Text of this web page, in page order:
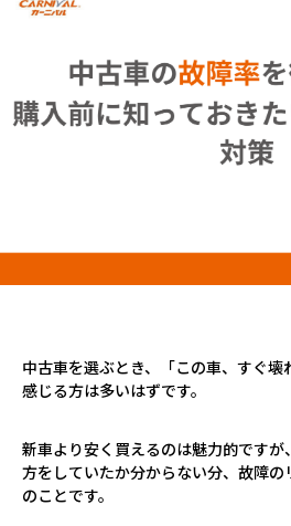
リターンカー
カーニバル車検
メンテナンスパック
お知らせキャンペーン情報
ホーム
軽ワゴン春日部店
RV岩槻店
上尾店
会社案内
中古車を選ぶとき、「この車、すぐ
感じる方は多いはずです。
新車より安く買えるのは魅力的です
方をしていたか分からない分、故障
のことです。